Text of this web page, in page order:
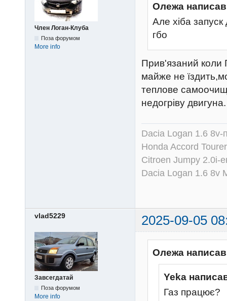
Член Логан-Клуба
Поза форумом
More info
Олежа
Але хіба
гбо
Прив'язаний коли
майже не
теплове
недогріву двигуна.
Dacia Logan 1.6
Honda Accord
Citroen Jumpy 2.0i-
Dacia Logan 1.6 8v
vlad5229 2025-09-05
Завсегдатай
Поза форумом
More info
Олежа
Yeka
Газ працює?